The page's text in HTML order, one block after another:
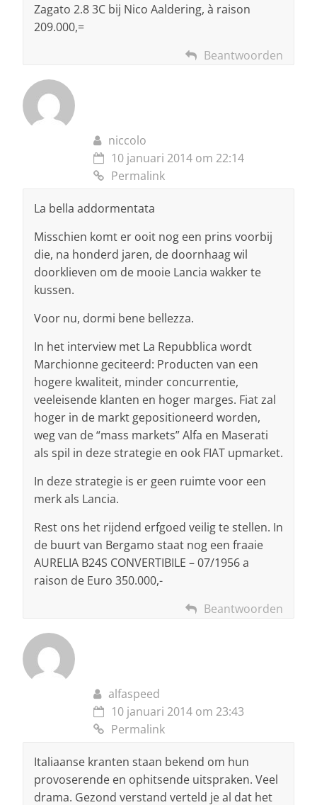
Zagato 2.8 3C bij Nico Aaldering, à raison
209.000,=
Beantwoorden
niccolo
10 januari 2014 om 22:14
Permalink
La bella addormentata
Misschien komt er ooit nog een prins voorbij
die, na honderd jaren, de doornhaag wil
doorklieven om de mooie Lancia wakker te
kussen.
Voor nu, dormi bene bellezza.
In het interview met La Repubblica wordt
Marchionne geciteerd: Producten van een
hogere kwaliteit, minder concurrentie,
veeleisende klanten en hoger marges. Fiat zal
hoger in de markt gepositioneerd worden,
weg van de “mass markets” Alfa en Maserati
als spil in deze strategie en ook FIAT upmarket.
In deze strategie is er geen ruimte voor een
merk als Lancia.
Rest ons het rijdend erfgoed veilig te stellen. In
de buurt van Bergamo staat nog een fraaie
AURELIA B24S CONVERTIBILE – 07/1956 a
raison de Euro 350.000,-
Beantwoorden
alfaspeed
10 januari 2014 om 23:43
Permalink
Italiaanse kranten staan bekend om hun
provoserende en ophitsende uitspraken. Veel
drama. Gezond verstand verteld je al dat het